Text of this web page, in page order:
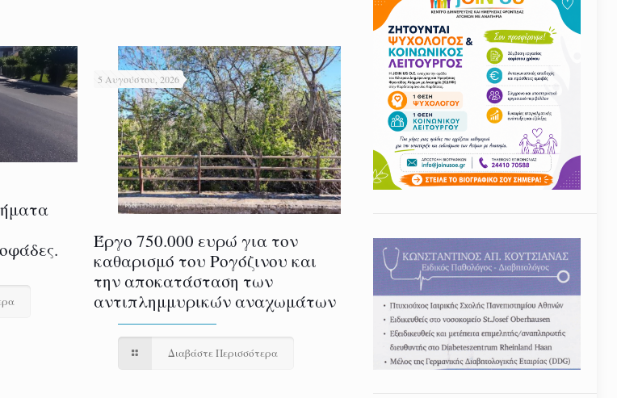
5 Αυγούστου, 2026
Έργο 750.000 ευρώ για τον
καθαρισμό του Ρογόζινου και
την αποκατάσταση των
αντιπλημμυρικών αναχωμάτων
Διαβάστε Περισσότερα